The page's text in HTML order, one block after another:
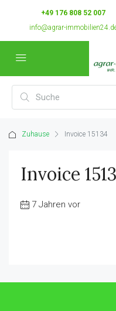
+49 176 808 52 007
info@agrar-
Zuhause Invoice 15134
Invoice
7 Jahren vor